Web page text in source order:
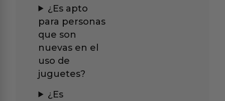
¿Es apto
para personas
que son
nuevas en el
uso de
juguetes?
¿Es